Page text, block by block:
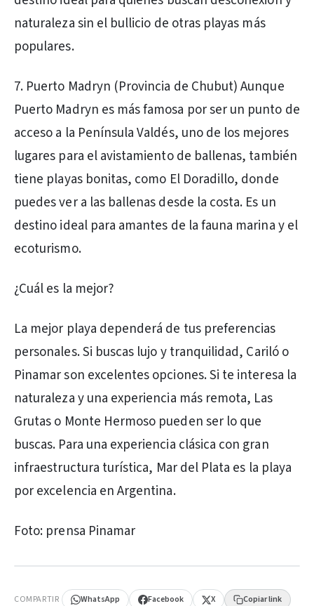
naturaleza sin el bullicio de otras playas más
populares.
7. Puerto Madryn (Provincia de Chubut) Aunque
Puerto Madryn es más famosa por ser un punto de
acceso a la Península Valdés, uno de los mejores
lugares para el avistamiento de ballenas, también
tiene playas bonitas, como El Doradillo, donde
puedes ver a las ballenas desde la costa. Es un
destino ideal para amantes de la fauna marina y el
ecoturismo.
¿Cuál es la mejor?
La mejor playa dependerá de tus preferencias
personales. Si buscas lujo y tranquilidad, Cariló o
Pinamar son excelentes opciones. Si te interesa la
naturaleza y una experiencia más remota, Las
Grutas o Monte Hermoso pueden ser lo que
buscas. Para una experiencia clásica con gran
infraestructura turística, Mar del Plata es la playa
por excelencia en Argentina.
Foto: prensa Pinamar
COMPARTIR WhatsApp Facebook X Copiar link